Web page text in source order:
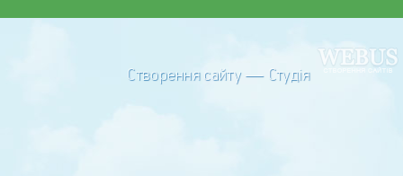
Створення сайту — Студія